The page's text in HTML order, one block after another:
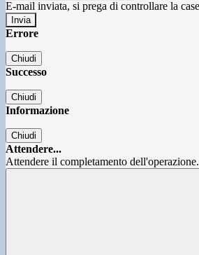
E-mail inviata, si prega di controllare la
Errore
Chiudi
Successo
Chiudi
Informazione
Chiudi
Attendere...
Attendere il completamento